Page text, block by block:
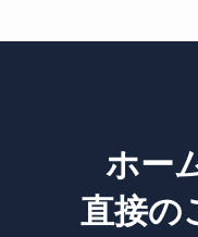
ホー
直接の